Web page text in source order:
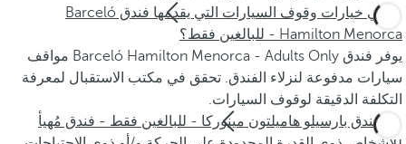
ما هي خيارات وقوف السيارات التي يقدمها فندق Barceló
Hamilton Menorca - للبالغين فقط؟
يوفر فندق Barceló Hamilton Menorca - Adults Only مواقف
سيارات مدفوعة لنزلاء الفندق. تحقق في مكتب الاستقبال لمعرفة
التكلفة الدقيقة لوقوف السيارات.
هل فندق بارسيلو هاميلتون مينوركا - للبالغين فقط - فندق مُهيأ